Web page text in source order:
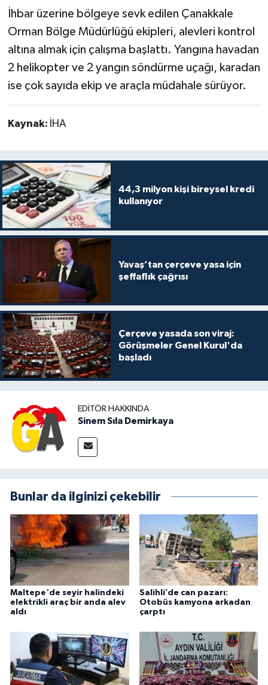
İhbar üzerine bölgeye sevk edilen Çanakkale
Orman Bölge Müdürlüğü ekipleri, alevleri kontrol
altına almak için çalışma başlattı. Yangına havadan
2 helikopter ve 2 yangın söndürme uçağı, karadan
ise çok sayıda ekip ve araçla müdahale sürüyor.
Kaynak: İHA
44,3 milyon kişi bireysel kredi
kullanıyor
Yavaş’tan çerçeve yasa için
şeffaflık çağrısı
Çerçeve yasada son viraj:
Görüşmeler Genel Kurul'da
başladı
EDITÖR HAKKINDA
Sinem Sıla Demirkaya
Bunlar da ilginizi çekebilir
Maltepe'de seyir halindeki
elektrikli araç bir anda alev
aldı
Salihli’de can pazarı:
Otobüs kamyona arkadan
çarptı